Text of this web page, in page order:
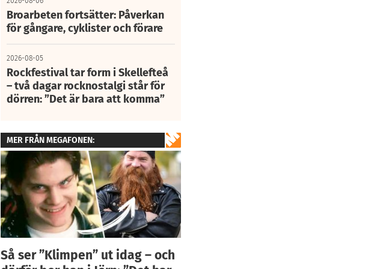
Broarbeten fortsätter: Påverkan
för gångare, cyklister och förare
2026-08-05
Rockfestival tar form i Skellefteå
– två dagar rocknostalgi står för
dörren: ”Det är bara att komma”
MER FRÅN MEGAFONEN:
Så ser ”Klimpen” ut idag – och